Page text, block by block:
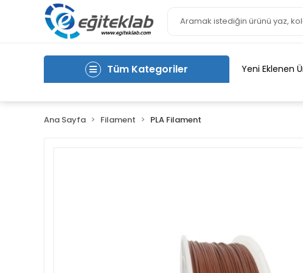
Tüm Kategoriler Yeni Eklenen
Ana Sayfa Filament PLA Filament